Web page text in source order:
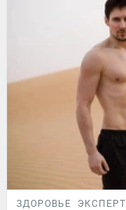
ЗДОРОВЬЕ ЭКСПЕРТ